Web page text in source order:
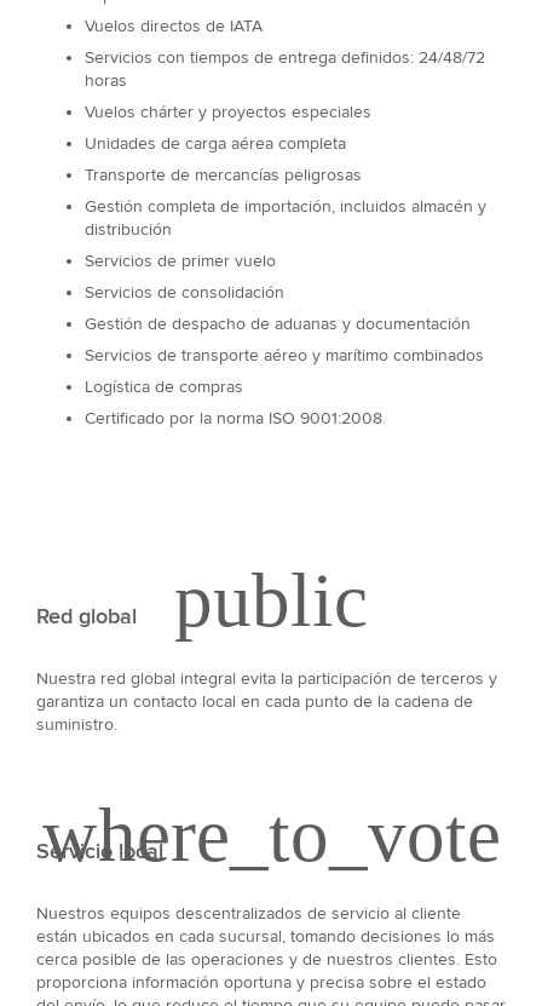
Vuelos directos de IATA
Servicios con tiempos de entrega definidos: 24/48/72
horas
Vuelos chárter y proyectos especiales
Unidades de carga aérea completa
Transporte de mercancías peligrosas
Gestión completa de importación, incluidos almacén y
distribución
Servicios de primer vuelo
Servicios de consolidación
Gestión de despacho de aduanas y documentación
Servicios de transporte aéreo y marítimo combinados
Logística de compras
Certificado por la norma ISO 9001:2008
Red global
Nuestra red global integral evita la participación de terceros y
garantiza un contacto local en cada punto de la cadena de
suministro.
Servicio local
Nuestros equipos descentralizados de servicio al cliente
están ubicados en cada sucursal, tomando decisiones lo más
cerca posible de las operaciones y de nuestros clientes. Esto
proporciona información oportuna y precisa sobre el estado